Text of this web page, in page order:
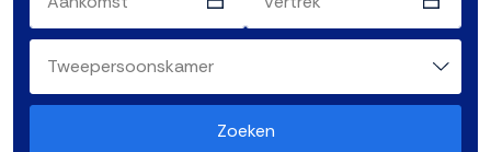
Zoeken